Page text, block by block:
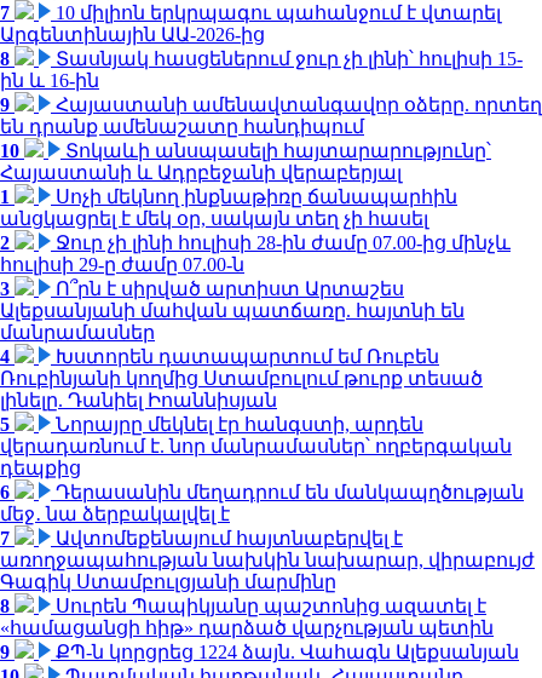
7
10 միլիոն երկրպագու պահանջում է վտարել
Արգենտինային ԱԱ-2026-ից
8
Տասնյակ հասցեներում ջուր չի լինի՝ հուլիսի 15-
ին և 16-ին
9
Հայաստանի ամենավտանգավոր օձերը. որտեղ
են դրանք ամենաշատը հանդիպում
10
Տոկաևի անսպասելի հայտարարությունը՝
Հայաստանի և Ադրբեջանի վերաբերյալ
1
Սոչի մեկնող ինքնաթիռը ճանապարհին
անցկացրել է մեկ օր, սակայն տեղ չի հասել
2
Ջուր չի լինի հուլիսի 28-ին ժամը 07.00-ից մինչև
հուլիսի 29-ը ժամը 07.00-ն
3
Ո՞րն է սիրված արտիստ Արտաշես
Ալեքսանյանի մահվան պատճառը. հայտնի են
մանրամասներ
4
Խստորեն դատապարտում եմ Ռուբեն
Ռուբինյանի կողմից Ստամբուլում թուրք տեսած
լինելը. Դանիել Իոաննիսյան
5
Նորայրը մեկնել էր հանգստի, արդեն
վերադառնում է. նոր մանրամասներ՝ ողբերգական
դեպքից
6
Դերասանին մեղադրում են մանկապղծության
մեջ․ նա ձերբակալվել է
7
Ավտոմեքենայում հայտնաբերվել է
առողջապահության նախկին նախարար, վիրաբույժ
Գագիկ Ստամբուլցյանի մարմինը
8
Սուրեն Պապիկյանը պաշտոնից ազատել է
«համացանցի հիթ» դարձած վարչության պետին
9
ՔՊ-ն կորցրեց 1224 ձայն. Վահագն Ալեքսանյան